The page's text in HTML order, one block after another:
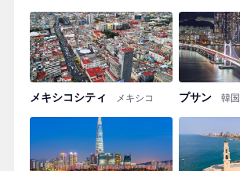
メキシコシティ メキシコ プサン 韓国